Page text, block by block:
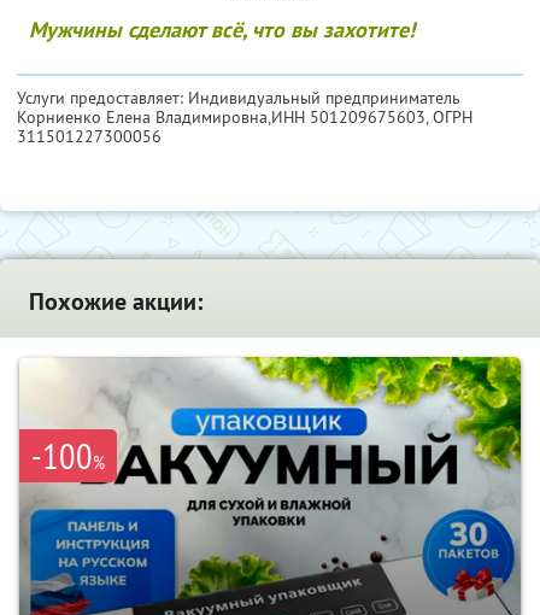
Мужчины сделают всё, что вы захотите!
Услуги предоставляет: Индивидуальный предприниматель
Корниенко Елена Владимировна,ИНН 501209675603, ОГРН
311501227300056
Похожие акции:
-100%